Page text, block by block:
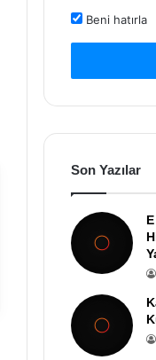
Beni hatırla
Son Yazılar